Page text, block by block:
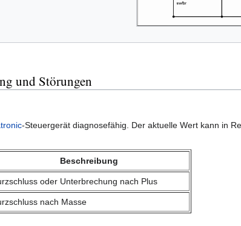
und Störungen
-Steuergerät diagnosefähig. Der aktuelle Wert kann in
Beschreibung
oder Unterbrechung nach Plus
nach Masse